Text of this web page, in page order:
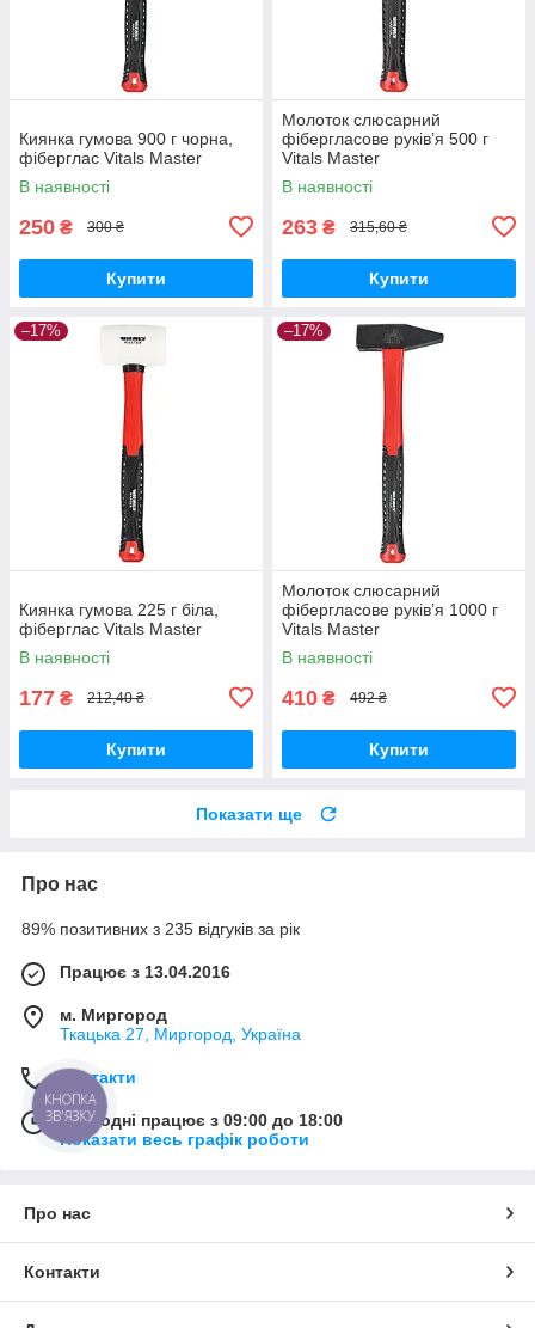
Киянка гумова 900 г чорна,
фіберглас Vitals Master
В наявності
250 ₴ 300 ₴
Купити
Молоток слюсарний
фібергласове руків’я 500 г
Vitals Master
В наявності
263 ₴ 315,60 ₴
Купити
–17%
Киянка гумова 225 г біла,
фіберглас Vitals Master
В наявності
177 ₴ 212,40 ₴
Купити
–17%
Молоток слюсарний
фібергласове руків’я 1000 г
Vitals Master
В наявності
410 ₴ 492 ₴
Купити
Показати ще
Про нас
89% позитивних з 235 відгуків за рік
Працює з 13.04.2016
м. Миргород
Ткацька 27, Миргород, Україна
Контакти
Сьогодні працює з 09:00 до 18:00
Показати весь графік роботи
Про нас
Контакти
КНОПКА
ЗВ'ЯЗКУ